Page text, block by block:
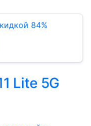
84%
Lite 5G